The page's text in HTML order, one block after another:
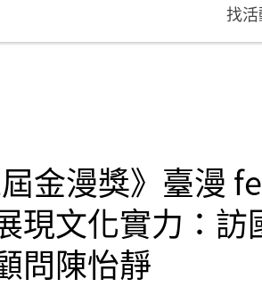
找活
金漫獎》臺漫
現文化實力：
問陳怡靜